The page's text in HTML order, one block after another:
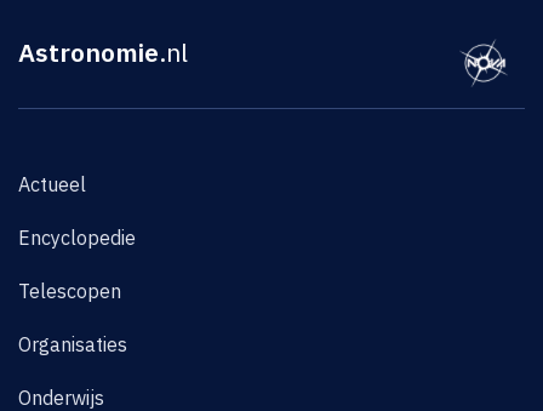
Astronomie.nl
Actueel
Encyclopedie
Telescopen
Organisaties
Onderwijs